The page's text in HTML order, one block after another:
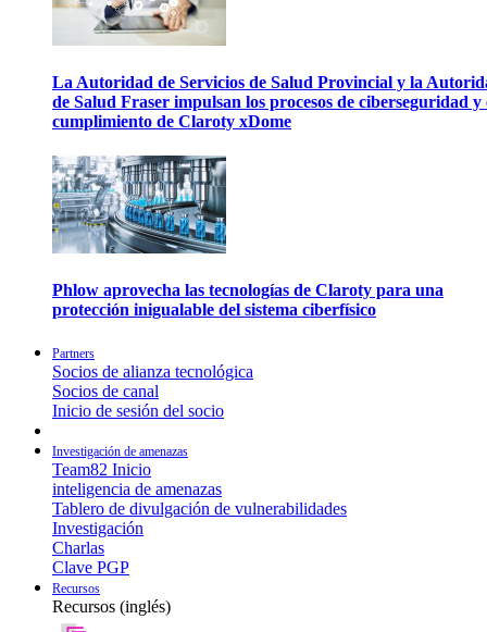
La Autoridad de Servicios de Salud Provincial y la
de Salud Fraser impulsan los procesos de ciberseguridad y
cumplimiento de Claroty xDome
Phlow aprovecha las tecnologías de Claroty para una
protección inigualable del sistema ciberfísico
Partners
Socios de alianza tecnológica
Socios de canal
Inicio de sesión del socio
Investigación de amenazas
Team82 Inicio
inteligencia de amenazas
Tablero de divulgación de vulnerabilidades
Investigación
Charlas
Clave PGP
Recursos
Recursos (inglés)